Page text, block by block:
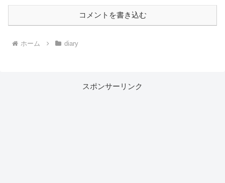
コメントを書き込む
ホーム diary
スポンサーリンク